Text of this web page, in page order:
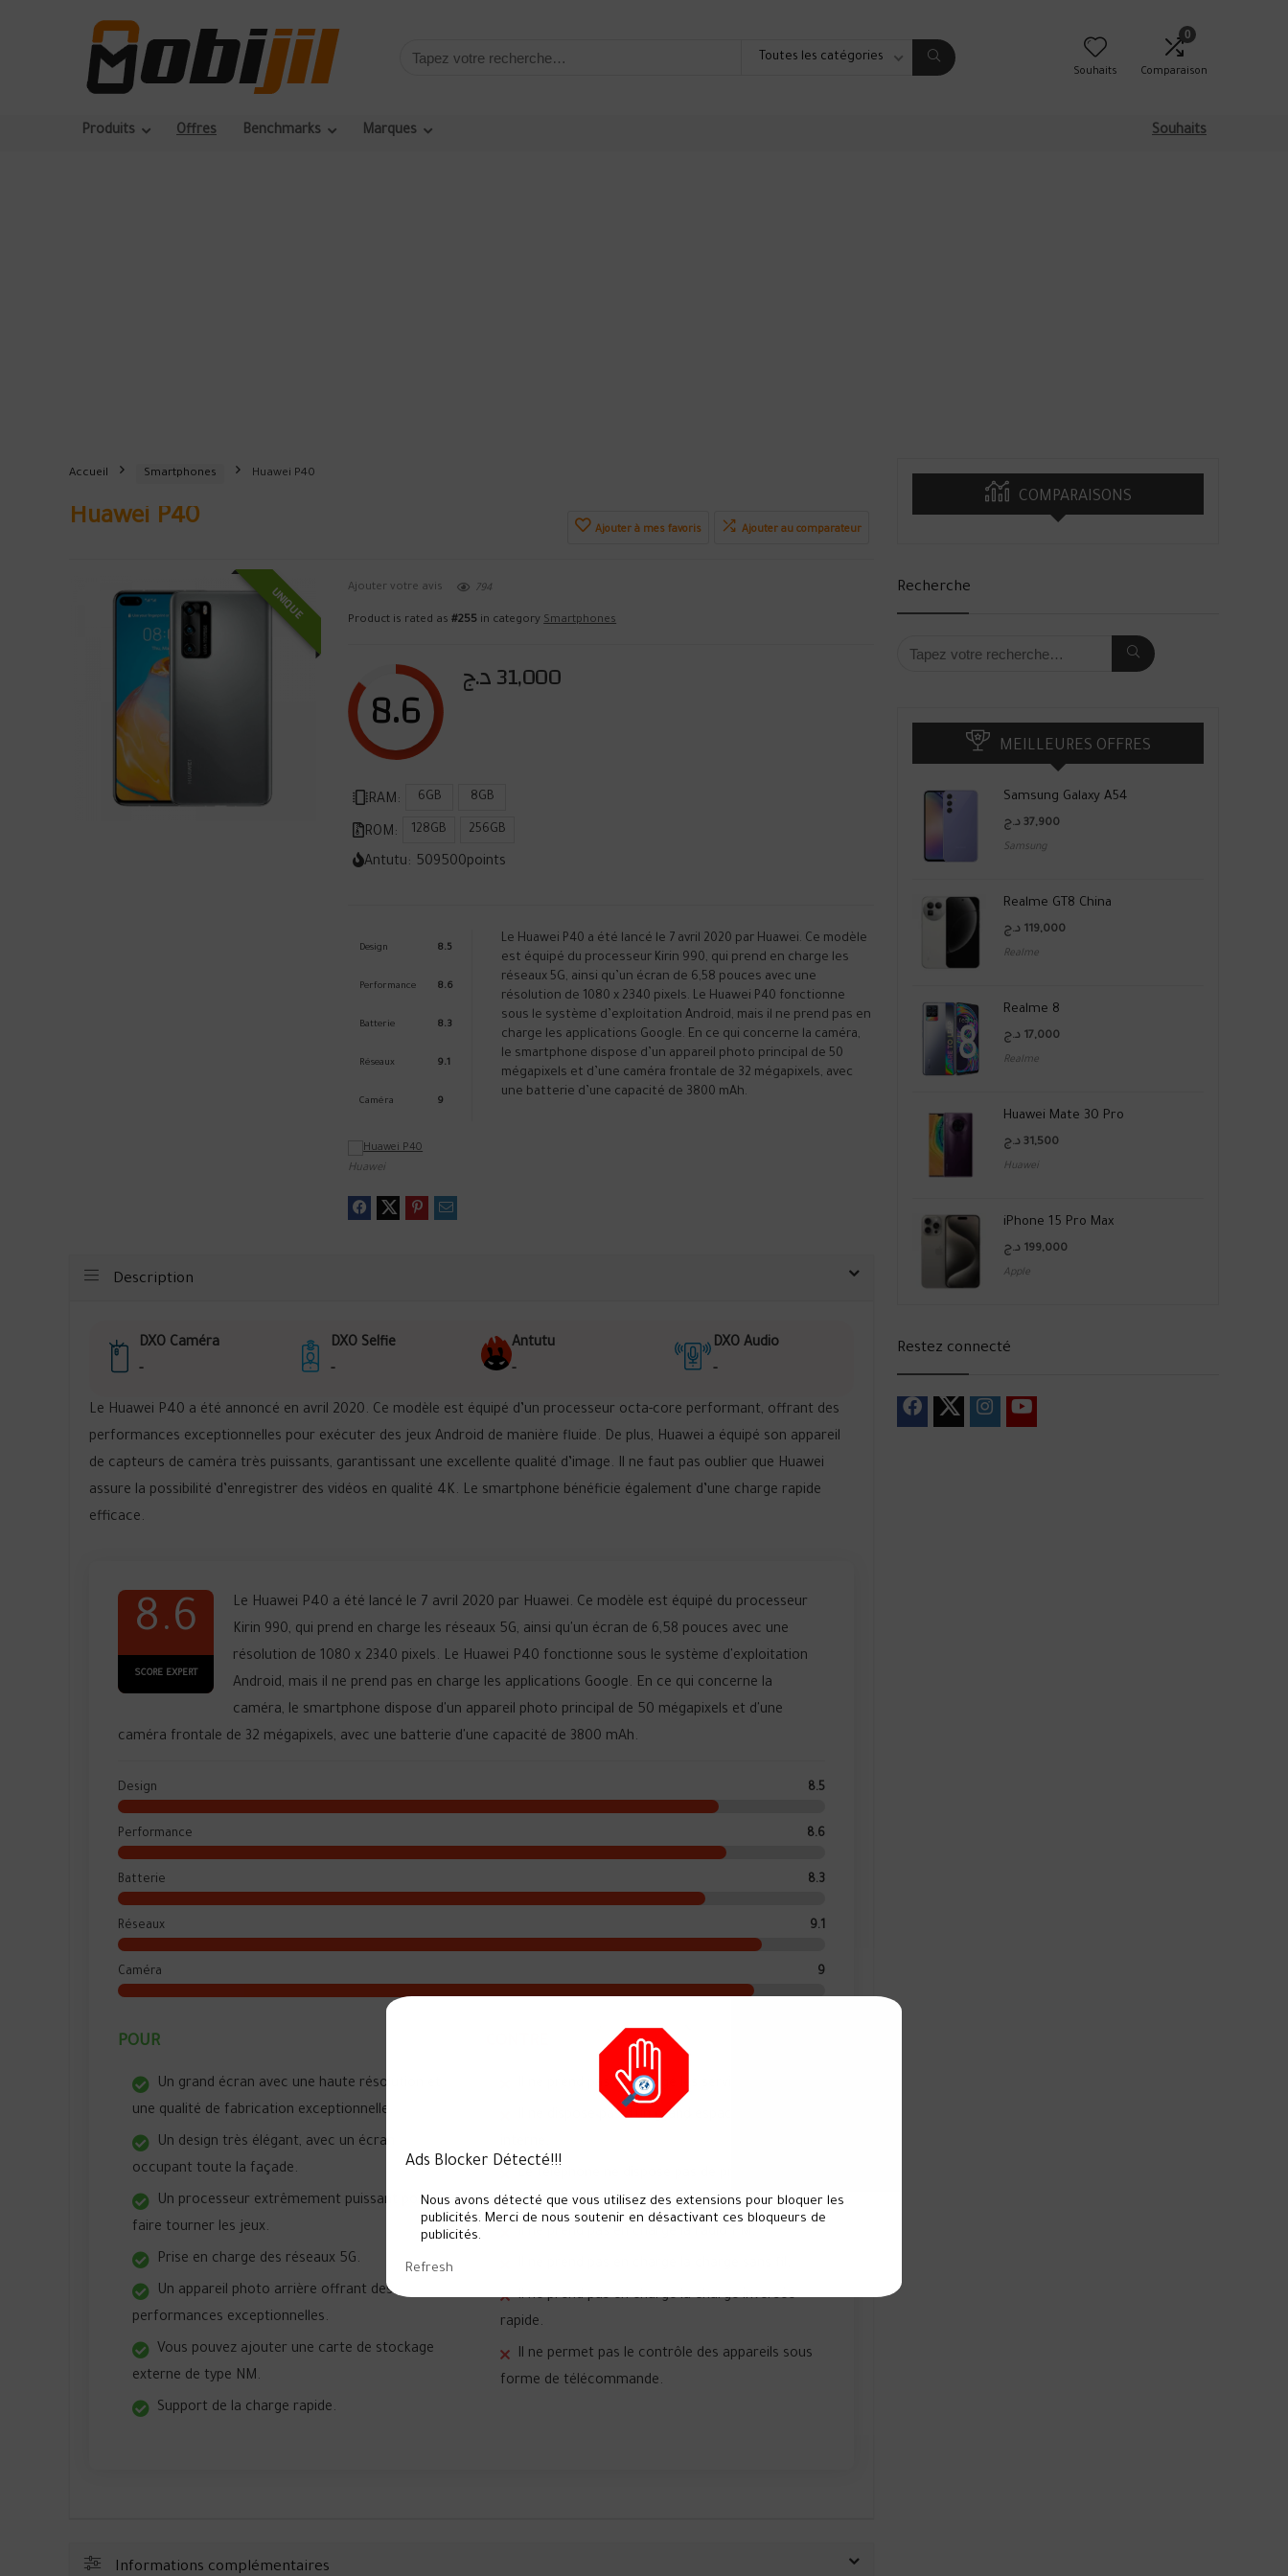
Toutes les catégories
Souhaits
0
Comparaison
Produits Offres Benchmarks Marques Souhaits
Accueil Smartphones Huawei P40
Huawei P40 Ajouter à mes favoris Ajouter au comparateur
UNIQUE Ajouter votre avis 794
Product is rated as#255 in categorySmartphones
8.6 31,000د.ج
RAM: 6GB 8GB
ROM: 128GB 256GB
Antutu: 509500points
Design 8.5
Performance 8.6
Batterie 8.3
Réseaux 9.1
Caméra 9
Le Huawei P40 a été lancé le 7 avril 2020 par Huawei. Ce modèle
est équipé du processeur Kirin 990, qui prend en charge les
réseaux 5G, ainsi qu’un écran de 6,58 pouces avec une
résolution de 1080 x 2340 pixels. Le Huawei P40 fonctionne
sous le système d’exploitation Android, mais il ne prend pas en
charge les applications Google. En ce qui concerne la caméra,
le smartphone dispose d’un appareil photo principal de 50
mégapixels et d’une caméra frontale de 32 mégapixels, avec
une batterie d’une capacité de 3800 mAh.
Huawei
Description
DXO Caméra
-
DXO Selfie
-
Antutu
-
DXO Audio
-
Le Huawei P40 a été annoncé en avril 2020. Ce modèle est équipé d’un processeur octa-core performant, offrant des
performances exceptionnelles pour exécuter des jeux Android de manière fluide. De plus, Huawei a équipé son appareil
de capteurs de caméra très puissants, garantissant une excellente qualité d’image. Il ne faut pas oublier que Huawei
assure la possibilité d’enregistrer des vidéos en qualité 4K. Le smartphone bénéficie également d’une charge rapide
efficace.
8.6
SCORE EXPERT
Le Huawei P40 a été lancé le 7 avril 2020 par Huawei. Ce modèle est équipé du processeur
Kirin 990, qui prend en charge les réseaux 5G, ainsi qu'un écran de 6,58 pouces avec une
résolution de 1080 x 2340 pixels. Le Huawei P40 fonctionne sous le système d'exploitation
Android, mais il ne prend pas en charge les applications Google. En ce qui concerne la
caméra, le smartphone dispose d'un appareil photo principal de 50 mégapixels et d'une
caméra frontale de 32 mégapixels, avec une batterie d'une capacité de 3800 mAh.
Design 8.5
Performance 8.6
Batterie 8.3
Réseaux 9.1
Caméra 9
POUR
Un grand écran avec une haute résolution et
une qualité de fabrication exceptionnelle.
Un design très élégant, avec un écran
occupant toute la façade.
Un processeur extrêmement puissant pour
faire tourner les jeux.
Prise en charge des réseaux 5G.
Un appareil photo arrière offrant des
performances exceptionnelles.
Vous pouvez ajouter une carte de stockage
externe de type NM.
Support de la charge rapide.
Il ne prend pas en charge les services Google.
Il ne dispose pas d'un grand espace de stockage
écouteurs.
Il ne prend pas en charge la charge inversée
rapide.
Il ne permet pas le contrôle des appareils sous
forme de télécommande.
Informations complémentaires
COMPARAISONS
Recherche
MEILLEURES OFFRES
Samsung Galaxy A54
37,900 د.ج
Samsung
Realme GT8 China
119,000 د.ج
Realme
Realme 8
17,000 د.ج
Realme
Huawei Mate 30 Pro
31,500 د.ج
Huawei
iPhone 15 Pro Max
199,000 د.ج
Apple
Restez connecté
Ads Blocker Détecté!!!
Nous avons détecté que vous utilisez des extensions pour bloquer les
publicités. Merci de nous soutenir en désactivant ces bloqueurs de
publicités.
Refresh